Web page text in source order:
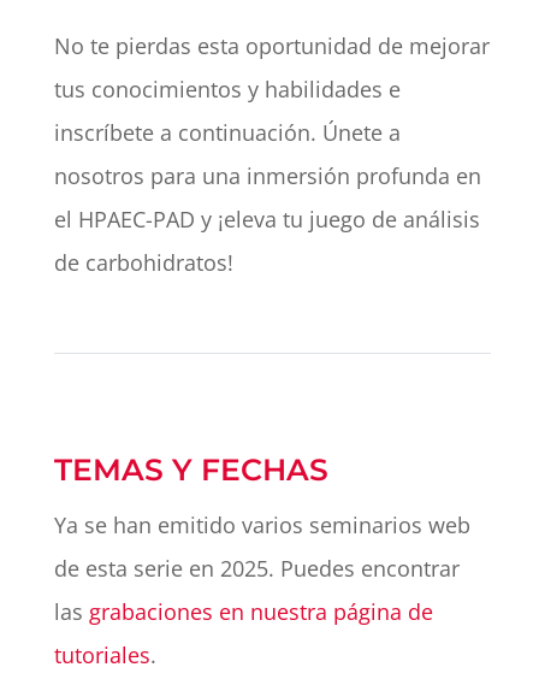
No te pierdas esta oportunidad de mejorar
tus conocimientos y habilidades e
inscríbete a continuación. Únete a
nosotros para una inmersión profunda en
el HPAEC-PAD y ¡eleva tu juego de análisis
de carbohidratos!
TEMAS Y FECHAS
Ya se han emitido varios seminarios web
de esta serie en 2025. Puedes encontrar
las grabaciones en nuestra página de
tutoriales.